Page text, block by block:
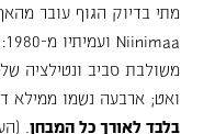
מתי בדיוק הגוף עובר
ואט; ארבעה נשמו ממילא
בלבד לאורך כל המבחן .